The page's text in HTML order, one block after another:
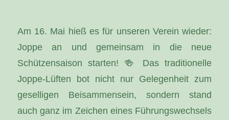
Am 16. Mai hieß es für unseren Verein wieder:
Joppe an und gemeinsam in die neue
Schützensaison starten! 🍻 Das traditionelle
Joppe-Lüften bot nicht nur Gelegenheit zum
geselligen Beisammensein, sondern stand
auch ganz im Zeichen eines Führungswechsels